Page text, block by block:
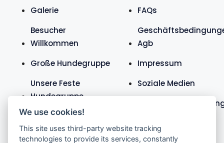
Galerie
Besucher
Willkommen
Große Hundegruppe
Unsere Feste
Hundegruppe
Teure Hunde
FAQs
Agb
Impressum
Soziale Medien
We use cookies!
This site uses third-party website tracking
technologies to provide its services, constantly